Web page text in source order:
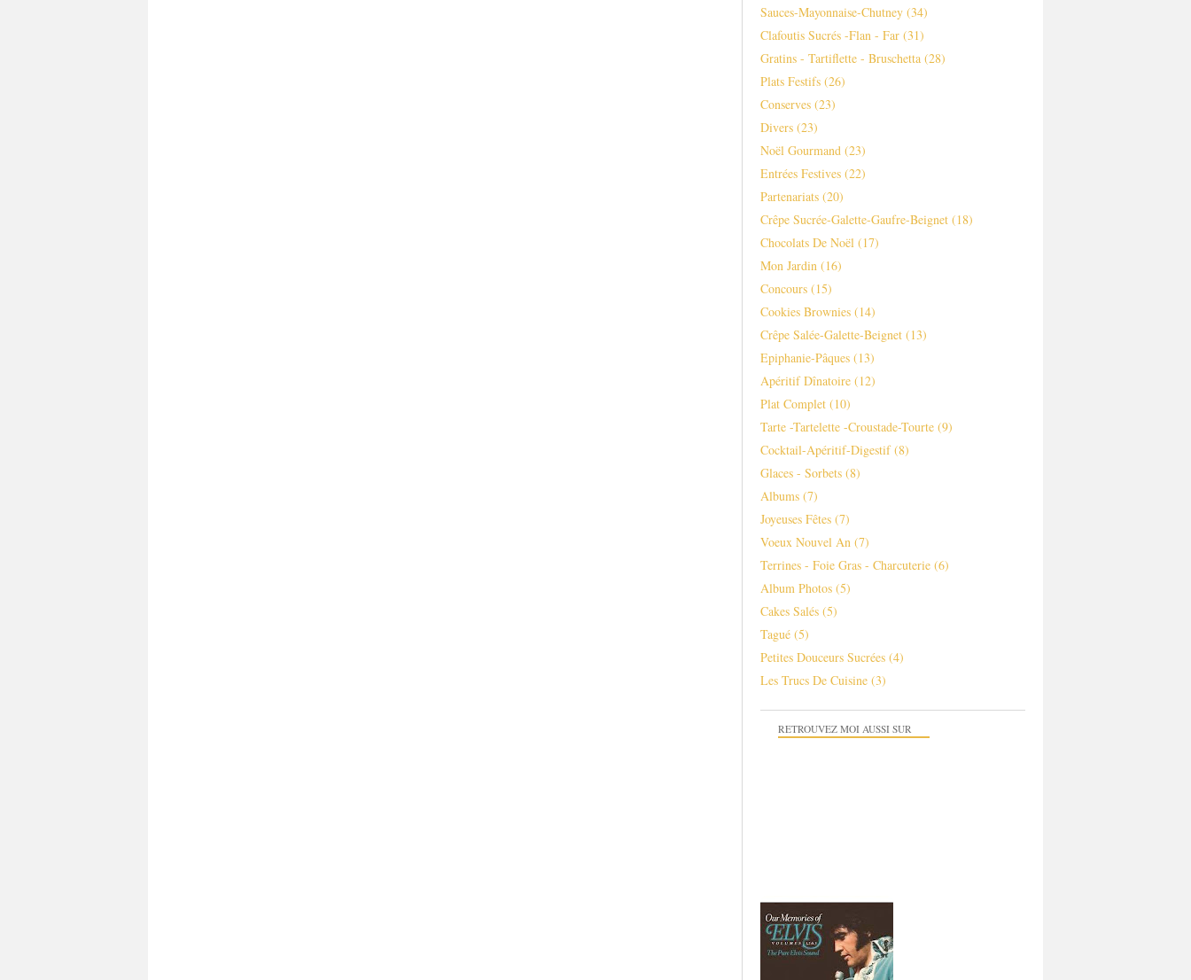
Sauces-Mayonnaise-Chutney (34)
Clafoutis Sucrés -flan - Far (31)
Gratins - Tartiflette - Bruschetta (28)
Plats Festifs (26)
Conserves (23)
Divers (23)
Noël Gourmand (23)
Entrées Festives (22)
Partenariats (20)
Crêpe Sucrée-Galette-Gaufre-Beignet (18)
Chocolats De Noël (17)
Mon Jardin (16)
Concours (15)
Cookies Brownies (14)
Crêpe Salée-Galette-Beignet (13)
Epiphanie-Pâques (13)
Apéritif Dînatoire (12)
Plat Complet (10)
Tarte -tartelette -croustade-Tourte (9)
Cocktail-Apéritif-Digestif(8)
Glaces - Sorbets (8)
Albums (7)
Joyeuses Fêtes (7)
Voeux Nouvel An (7)
Terrines - Foie Gras - Charcuterie (6)
Album Photos (5)
Cakes Salés (5)
Tagué (5)
Petites Douceurs Sucrées (4)
Les Trucs De Cuisine (3)
RETROUVEZ MOI AUSSI SUR